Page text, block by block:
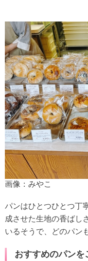
画像：みやこ
パンはひとつひとつ丁
成させた生地の香ばし
いるそうで、どのパン
おすすめのパンを